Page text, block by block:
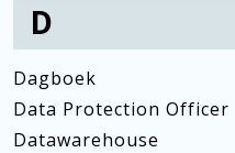
D
Dagboek
Data Protection Officer
Datawarehouse